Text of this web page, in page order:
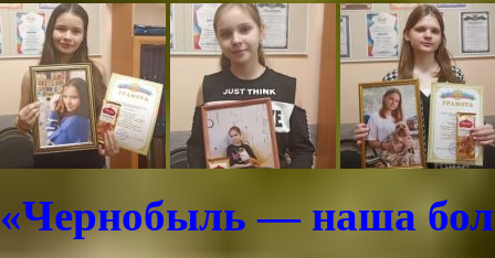
«Чернобыль — наша